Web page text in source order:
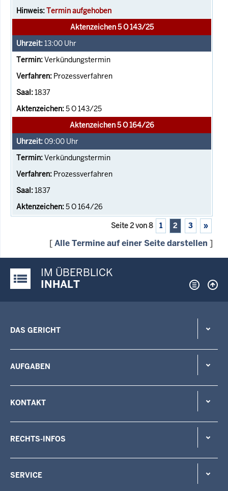
Termin aufgehoben
Aktenzeichen 5 O 143/25
13:00 Uhr
Verkündungstermin
Prozessverfahren
1837
5 O 143/25
Aktenzeichen 5 O 164/26
09:00 Uhr
Verkündungstermin
Prozessverfahren
1837
5 O 164/26
Seite 2 von 8 1 2 3 »
[Alle Termine auf einer Seite darstellen ]
Justiz-Portal im Überblick:
IM ÜBERBLICK
INHALT
DAS GERICHT
AUFGABEN
KONTAKT
RECHTS-INFOS
SERVICE